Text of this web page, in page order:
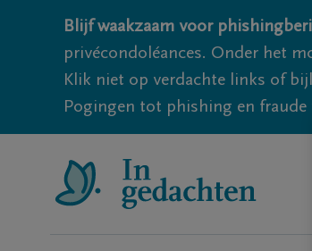
Blijf waakzaam voor
privécondoléances. Onder het
Klik niet op verdachte links of
Pogingen tot phishing en